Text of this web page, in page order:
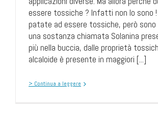
essere tossiche ? Infatti non lo sono !
patate ad essere tossiche, però sono
una sostanza chiamata Solanina
più nella buccia, dalle proprietà
alcaloide è presente in maggiori [...]
> Continua a leggere